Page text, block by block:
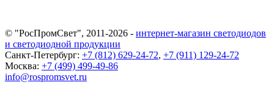
© "РосПромСвет", 2011-2026 - интернет-магазин светодиодов
и светодиодной продукции
Санкт-Петербург: +7 (812) 629-24-72, +7 (911) 129-24-72
Москва: +7 (499) 499-49-86
info@rospromsvet.ru